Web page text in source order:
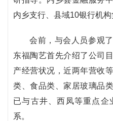
内乡支行、县域10银行机构
会前，与会人员参观
东福陶艺首先介绍了公司
产经营状况，近两年营收
类、食品类、家居玻璃品
已与古井、西凤等重点企
系。